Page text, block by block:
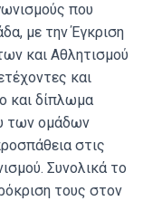
που
με την Έγκριση
και Αθλητισμού
και
και δίπλωμα
των ομάδων
στις
Συνολικά το
τους στον